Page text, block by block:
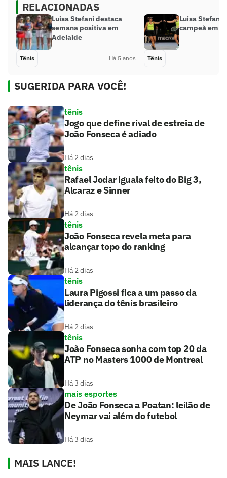
RELACIONADAS
Luisa Stefani destaca
semana positiva em
Adelaide
Tênis Há 5 anos
Luisa Stefani
campeã em
Tênis
SUGERIDA PARA VOCÊ!
tênis
Jogo que define rival de estreia de
João Fonseca é adiado
Há 2 dias
tênis
Rafael Jodar iguala feito do Big 3,
Alcaraz e Sinner
Há 2 dias
tênis
João Fonseca revela meta para
alcançar topo do ranking
Há 2 dias
tênis
Laura Pigossi fica a um passo da
liderança do tênis brasileiro
Há 2 dias
tênis
João Fonseca sonha com top 20 da
ATP no Masters 1000 de Montreal
Há 3 dias
mais esportes
De João Fonseca a Poatan: leilão de
Neymar vai além do futebol
Há 3 dias
MAIS LANCE!